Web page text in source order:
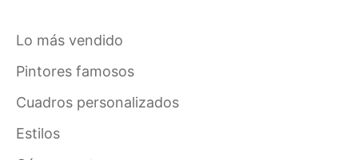
Lo más vendido
Pintores famosos
Cuadros personalizados
Estilos